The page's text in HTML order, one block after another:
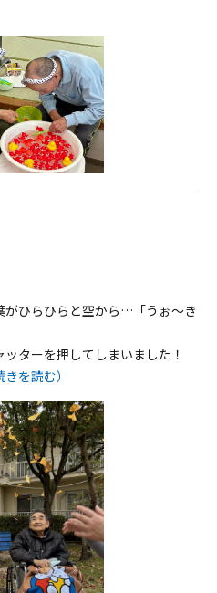
がひらひらと空から…「うぉ～き
ターを押してしまいました！
きを読む）